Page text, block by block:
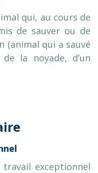
qui, au cours de
de sauver ou de
(animal qui a sauvé
la noyade, d’un
exceptionnel